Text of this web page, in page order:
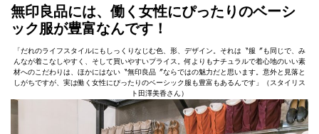
無印良品には、働く女性にぴったりのベーシ
ック服が豊富なんです！
「だれのライフスタイルにもしっくりなじむ色、形、デザイン。それは〝服〞も同じで、み
んなが着こなしやすく、そして買いやすいプライス。何よりもナチュラルで着心地のいい素
材へのこだわりは、ほかにはない〝無印良品〞ならではの魅力だと思います。意外と見落と
しがちですが、実は働く女性にぴったりのベーシック服も豊富もあるんです」（スタイリス
ト田澤美香さん）